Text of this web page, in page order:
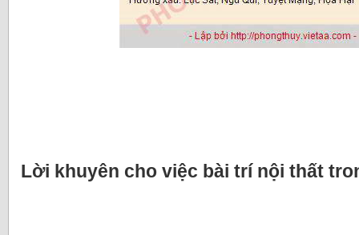
Lời khuyên cho việc bài trí nội thất